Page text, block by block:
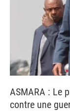
ASMARA : Le
contre une